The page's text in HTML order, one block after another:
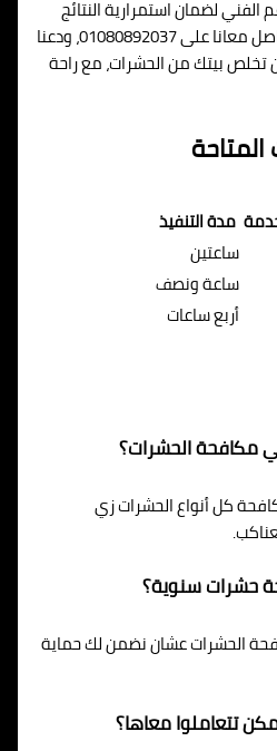
الفني لضمان استمرارية النتائج
الإيجابية. ماتترددش في التواصل معانا على 01080892037، ودعنا
تخلص بيتك من الحشرات، مع راحة
مدة التنفيذ
ساعتين
ساعة ونصف
أربع ساعات
مكافحة الحشرات؟
كل أنواع الحشرات زي
حشرات سنوية؟
الحشرات عشان نضمن لك حماية
تتعاملوا معاها؟